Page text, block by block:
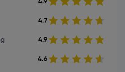
4.7
4.9
4.6